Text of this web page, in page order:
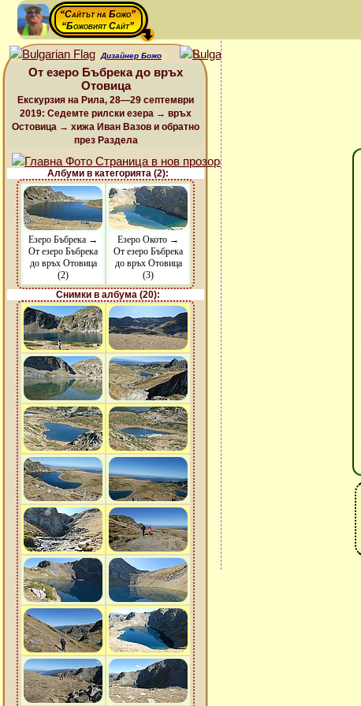
“Сайтът на Божо”
“Божовият Сайт”
Дизайнер Божо
От езеро Бъбрека до връх
Отовица
Екскурзия на Рила, 28—29 септември
2019: Седемте рилски езера → връх
Остовица → хижа Иван Вазов и обратно
през Раздела
Албуми в категорията (2):
Езеро Бъбрека →
От езеро Бъбрека
до връх Отовица
(2)
Езеро Окото →
От езеро Бъбрека
до връх Отовица
(3)
Снимки в албума (20):